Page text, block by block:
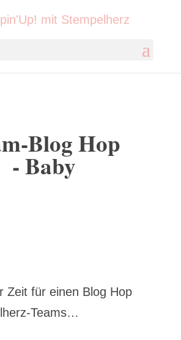
Blog Hop
- Baby
Zeit für einen Blog Hop
Teams…